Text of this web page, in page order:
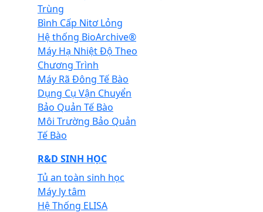
Trùng
Bình Cấp Nitơ Lỏng
Hệ thống BioArchive®
Máy Hạ Nhiệt Độ Theo
Chương Trình
Máy Rã Đông Tế Bào
Dụng Cụ Vận Chuyển
Bảo Quản Tế Bào
Môi Trường Bảo Quản
Tế Bào
R&D SINH HỌC
Tủ an toàn sinh học
Máy ly tâm
Hệ Thống ELISA